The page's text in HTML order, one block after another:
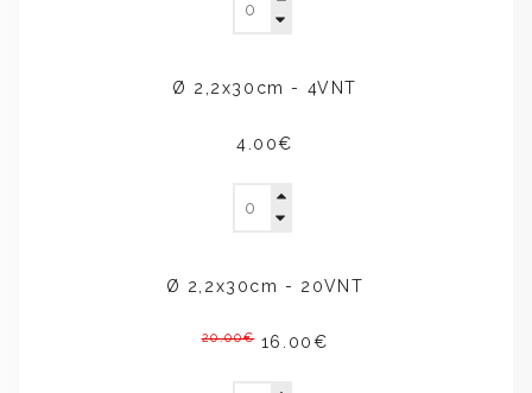
Ø 2,2x30cm - 4VNT
4.00€
Ø 2,2x30cm - 20VNT
20.00€16.00€